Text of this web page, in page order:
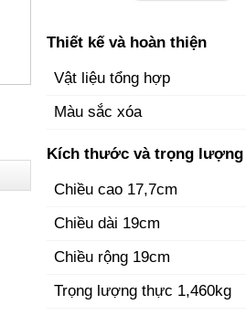
Thiết kế và hoàn thiện
Vật liệu tổng hợp
Màu sắc xóa
Kích thước và trọng lượng
Chiều cao 17,7cm
Chiều dài 19cm
Chiều rộng 19cm
Trọng lượng thực 1,460kg